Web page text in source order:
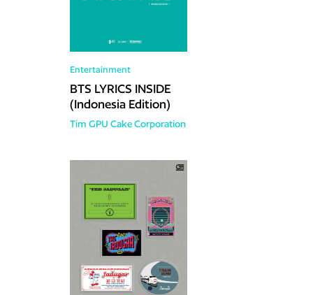
Entertainment
BTS LYRICS INSIDE
(Indonesia Edition)
Tim GPU Cake Corporation